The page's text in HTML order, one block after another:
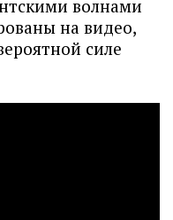
волнами
на видео,
силе